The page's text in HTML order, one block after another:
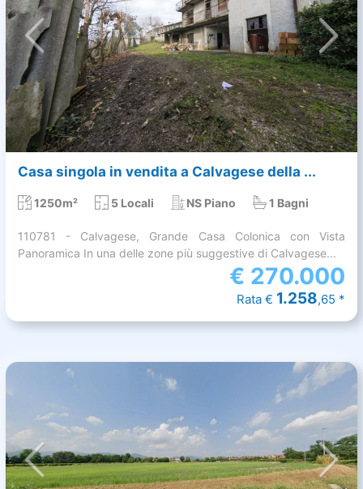
Casa singola in vendita a Calvagese della ...
1250m² 5 Locali NS Piano 1 Bagni
110781 - Calvagese, Grande Casa Colonica con Vista
Panoramica In una delle zone più suggestive di Calvagese...
€ 270.000
Rata € 1.258,65 *